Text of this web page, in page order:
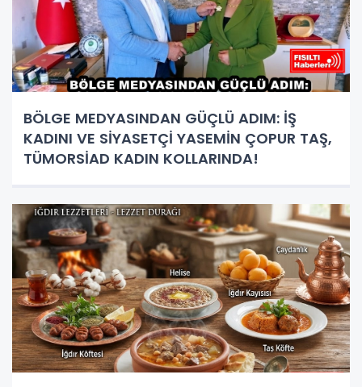
BÖLGE MEDYASINDAN GÜÇLÜ ADIM: İŞ
KADINI VE SİYASETÇİ YASEMİN ÇOPUR TAŞ,
TÜMORSİAD KADIN KOLLARINDA!